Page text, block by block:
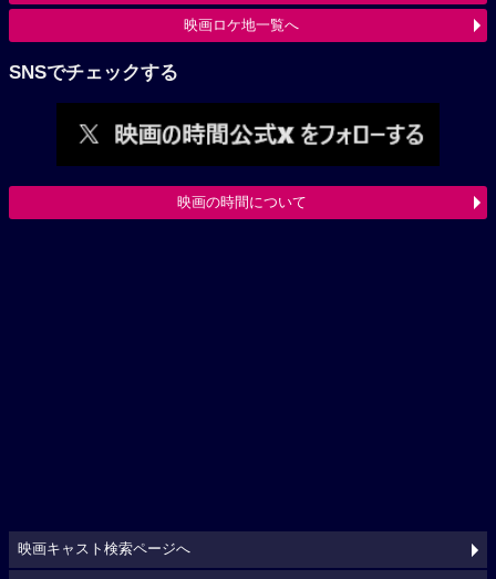
映画ロケ地一覧へ
SNSでチェックする
映画の時間について
映画キャスト検索ページへ